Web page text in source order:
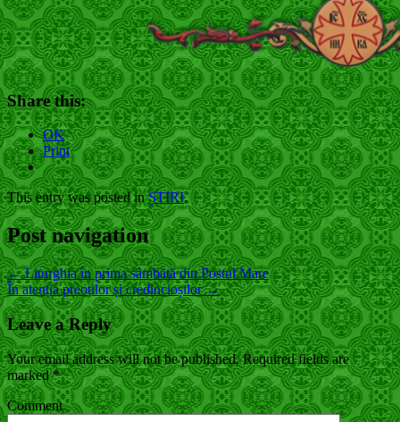
Share this:
OK
Print
This entry was posted inȘTIRI.
Post navigation
←Liturghia în prima sâmbătă din Postul Mare
În atenția preoților și credincioșilor→
Leave a Reply
Your email address will not be published.Required fields are
marked*
Comment